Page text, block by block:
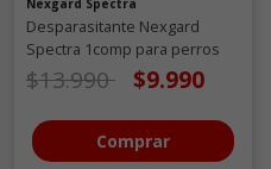
Desparasitante Nexgard
Spectra 1comp para perros
de 7,6 a 15 KG
Precio de oferta desde
$13.990a $9.990
Comprar